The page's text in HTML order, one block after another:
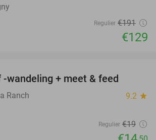
Regulier €191
€129
wandeling + meet & feed
Ranch 9.2 star
Regulier €19